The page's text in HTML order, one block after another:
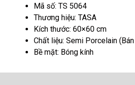
Mã số: TS 5064
Thương hiệu: TASA
Kích thước: 60×60 cm
Chất liệu: Semi Porcelain
Bề mặt: Bóng kính